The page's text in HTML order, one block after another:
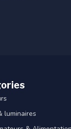
luminaires